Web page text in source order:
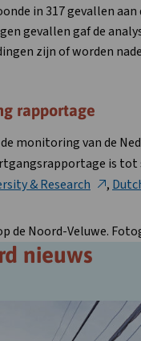
in 317 gevallen
gevallen gaf de
zijn of worden
rapportage
monitoring van de
is
& Research Deze
opent
een
tabblad
,
de Noord-Veluwe.
nieuws